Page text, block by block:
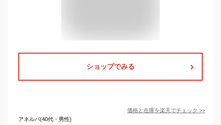
ショップでみる
価格と在庫を楽天でチェック >>
アネルバ(40代・男性)